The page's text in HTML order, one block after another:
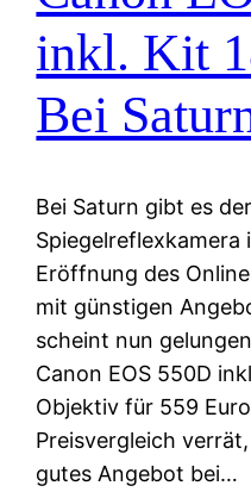
inkl. Kit
Bei
Bei Saturn gibt es
Spiegelreflexkamera
Eröffnung des
mit günstigen
scheint nun
Canon EOS 550D
Objektiv für 559
Preisvergleich
gutes Angebot bei…